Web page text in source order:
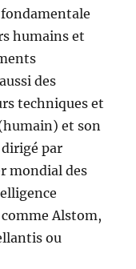
humains et
des
techniques et
et son
dirigé par
mondial des
Alstom,
ou